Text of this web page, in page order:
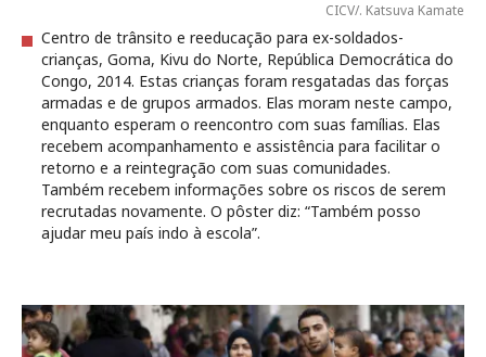
CICV/. Katsuva Kamate
Centro de trânsito e reeducação para ex-soldados-
crianças, Goma, Kivu do Norte, República Democrática do
Congo, 2014. Estas crianças foram resgatadas das forças
armadas e de grupos armados. Elas moram neste campo,
enquanto esperam o reencontro com suas famílias. Elas
recebem acompanhamento e assistência para facilitar o
retorno e a reintegração com suas comunidades.
Também recebem informações sobre os riscos de serem
recrutadas novamente. O pôster diz: “Também posso
ajudar meu país indo à escola”.